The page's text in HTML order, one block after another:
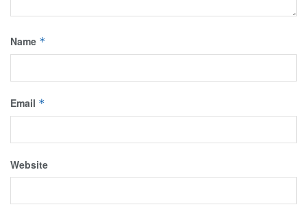
Name *
Email *
Website